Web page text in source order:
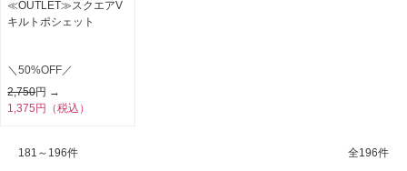
≪OUTLET≫スクエアV
キルトポシェット
＼50%OFF／
2,750円 →
1,375円（税込）
181～196件 全196件